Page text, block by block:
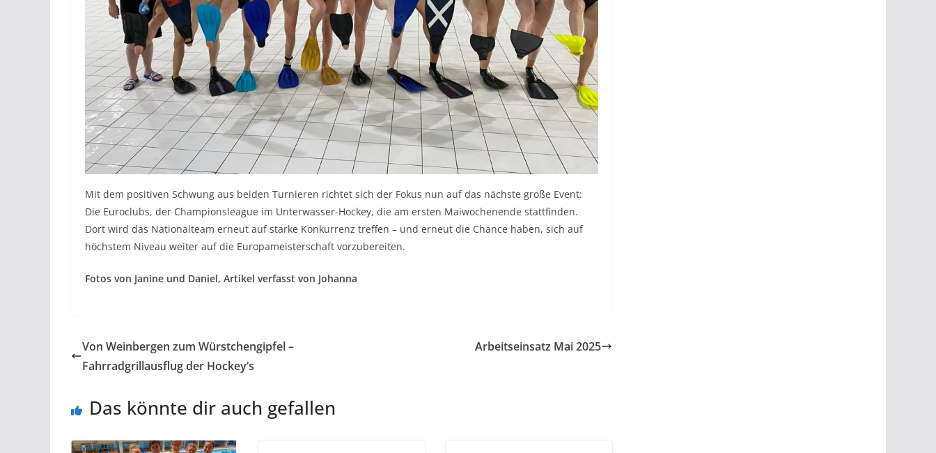
Mit dem positiven Schwung aus beiden Turnieren richtet sich der Fokus nun auf das nächste große Event:
Die Euroclubs, der Championsleague im Unterwasser-Hockey, die am ersten Maiwochenende stattfinden.
Dort wird das Nationalteam erneut auf starke Konkurrenz treffen – und erneut die Chance haben, sich auf
höchstem Niveau weiter auf die Europameisterschaft vorzubereiten.
Fotos von Janine und Daniel, Artikel verfasst von Johanna
Von Weinbergen zum Würstchengipfel –
Fahrradgrillausflug der Hockey‘s
Arbeitseinsatz Mai 2025
Das könnte dir auch gefallen